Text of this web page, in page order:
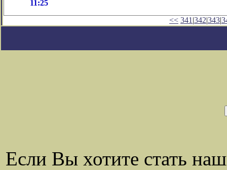
11:25
<< 341 |342|343|
Если Вы хотите стать